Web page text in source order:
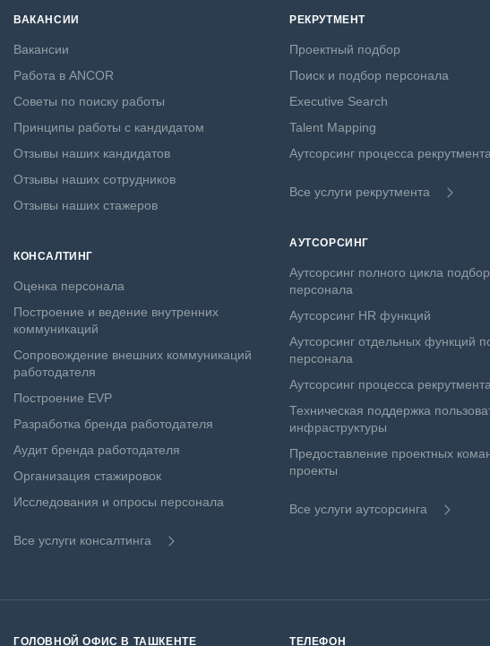
ВАКАНСИИ
Вакансии
Работа в ANCOR
Советы по поиску работы
Принципы работы с кандидатом
Отзывы наших кандидатов
Отзывы наших сотрудников
Отзывы наших стажеров
КОНСАЛТИНГ
Оценка персонала
Построение и ведение внутренних
коммуникаций
Сопровождение внешних коммуникаций
работодателя
Построение EVP
Разработка бренда работодателя
Аудит бренда работодателя
Организация стажировок
Исследования и опросы персонала
Все услуги консалтинга
РЕКРУТМЕНТ
Проектный подбор
Поиск и подбор персонала
Executive Search
Talent Mapping
Аутсорсинг процесса рекрутмента
Все услуги рекрутмента
АУТСОРСИНГ
Аутсорсинг полного цикла
персонала
Аутсорсинг HR функций
Аутсорсинг отдельных функций
персонала
Аутсорсинг процесса
Техническая поддержка
инфраструктуры
Предоставление проектных
проекты
Все услуги аутсорсинга
ГОЛОВНОЙ ОФИС В ТАШКЕНТЕ ТЕЛЕФОН